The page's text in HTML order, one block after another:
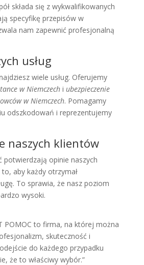
składa się z wykwalifikowanych
specyfikę przepisów w
nam zapewnić profesjonalną
usług
wiele usług. Oferujemy
w Niemczechi ubezpieczenie
w Niemczech. Pomagamy
odszkodowań i reprezentujemy
naszych klientów
potwierdzają opinie naszych
aby każdy otrzymał
To sprawia, że nasz poziom
wysoki.
POMOC to firma, na której można
skuteczność i
do każdego przypadku
że to właściwy wybór.”